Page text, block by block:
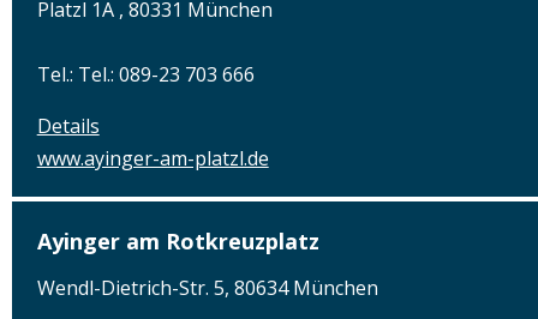
Platzl 1A , 80331 München
Tel.: Tel.: 089-23 703 666
Details
www.ayinger-am-platzl.de
Ayinger am Rotkreuzplatz
Wendl-Dietrich-Str. 5, 80634 München